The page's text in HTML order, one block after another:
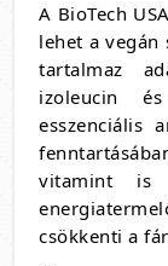
A BioTech
lehet a vegán
tartalmaz
izoleucin
esszenciális
vitamint is
csökkenti a